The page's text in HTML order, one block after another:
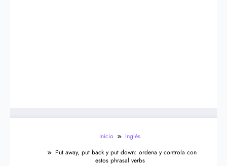
Inicio
Inglés
Put away, put back y put down: ordena y controla con
estos phrasal verbs